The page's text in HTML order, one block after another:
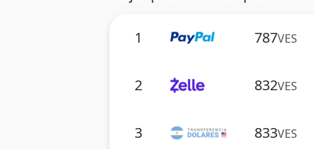
1 787VES
2 832VES
3 833VES